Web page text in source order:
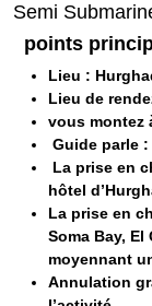
Semi
points
Lieu :
Lieu de
vous montez
Guide parle
La prise en
hôtel
La prise en
Soma Bay,
moyennant
Annulation